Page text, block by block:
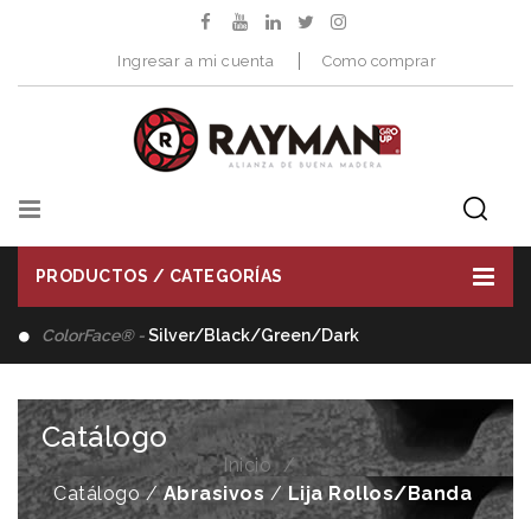
Ingresar a mi cuenta Como comprar
PRODUCTOS / CATEGORÍAS
ColorFace® -Silver/Black/Green/Dark
Catálogo
Inicio
Catálogo /Abrasivos / Lija Rollos/Banda